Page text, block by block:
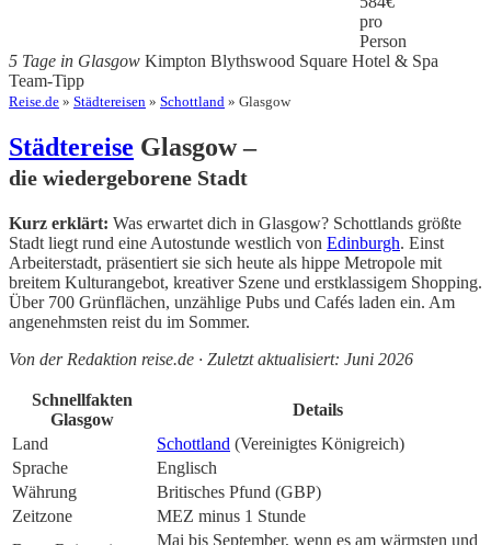
pro
Person
5 Tage in Glasgow Kimpton Blythswood Square Hotel & Spa
Team-Tipp
Reise.de » Städtereisen » Schottland » Glasgow
Städtereise Glasgow –
die wiedergeborene Stadt
Kurz erklärt: Was erwartet dich in Glasgow? Schottlands größte
Stadt liegt rund eine Autostunde westlich von Edinburgh. Einst
Arbeiterstadt, präsentiert sie sich heute als hippe Metropole mit
breitem Kulturangebot, kreativer Szene und erstklassigem Shopping.
Über 700 Grünflächen, unzählige Pubs und Cafés laden ein. Am
angenehmsten reist du im Sommer.
Von der Redaktion reise.de · Zuletzt aktualisiert: Juni 2026
Schnellfakten
Glasgow
Details
Land
Schottland (Vereinigtes Königreich)
Sprache
Englisch
Währung
Britisches Pfund (GBP)
Zeitzone
MEZ minus 1 Stunde
Mai bis September, wenn es am wärmsten und